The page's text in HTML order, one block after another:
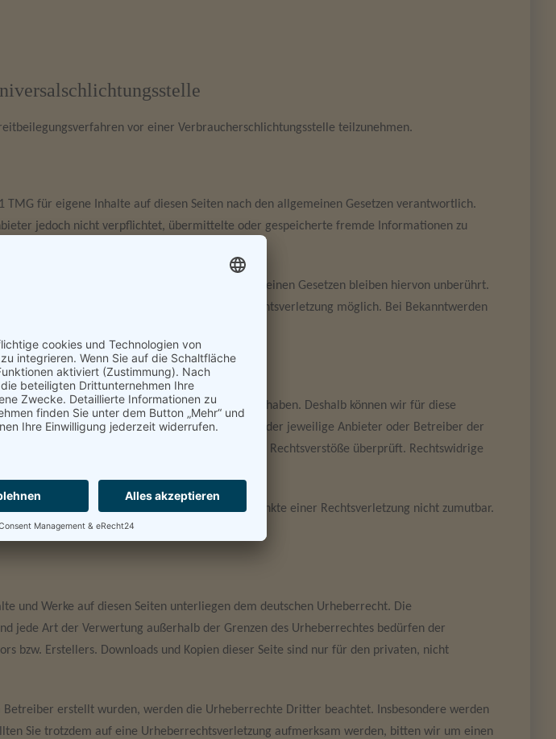
vor einer Verbraucherschlichtungsstelle teilzunehmen.
TMG für eigene Inhalte auf diesen Seiten nach den allgemeinen Gesetzen verantwortlich.
jedoch nicht verpflichtet, übermittelte oder gespeicherte fremde Informationen zu
der Nutzung von Informationen nach den allgemeinen Gesetzen bleiben hiervon unberührt.
dem Zeitpunkt der Kenntnis einer konkreten Rechtsverletzung möglich. Bei Bekanntwerden
wir diese Inhalte umgehend entfernen.
Dritter, auf deren Inhalte wir keinen Einfluss haben. Deshalb können wir für diese
Für die Inhalte der verlinkten Seiten ist stets der jeweilige Anbieter oder Betreiber der
zum Zeitpunkt der Verlinkung auf mögliche Rechtsverstöße überprüft. Rechtswidrige
Seiten ist jedoch ohne konkrete Anhaltspunkte einer Rechtsverletzung nicht zumutbar.
wir derartige Links umgehend entfernen.
und Werke auf diesen Seiten unterliegen dem deutschen Urheberrecht. Die
jede Art der Verwertung außerhalb der Grenzen des Urheberrechtes bedürfen der
bzw. Erstellers. Downloads und Kopien dieser Seite sind nur für den privaten, nicht
erstellt wurden, werden die Urheberrechte Dritter beachtet. Insbesondere werden
Sie trotzdem auf eine Urheberrechtsverletzung aufmerksam werden, bitten wir um einen